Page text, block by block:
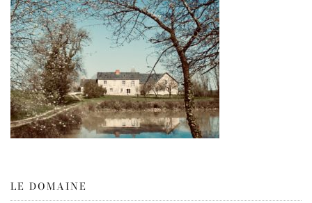
LE DOMAINE